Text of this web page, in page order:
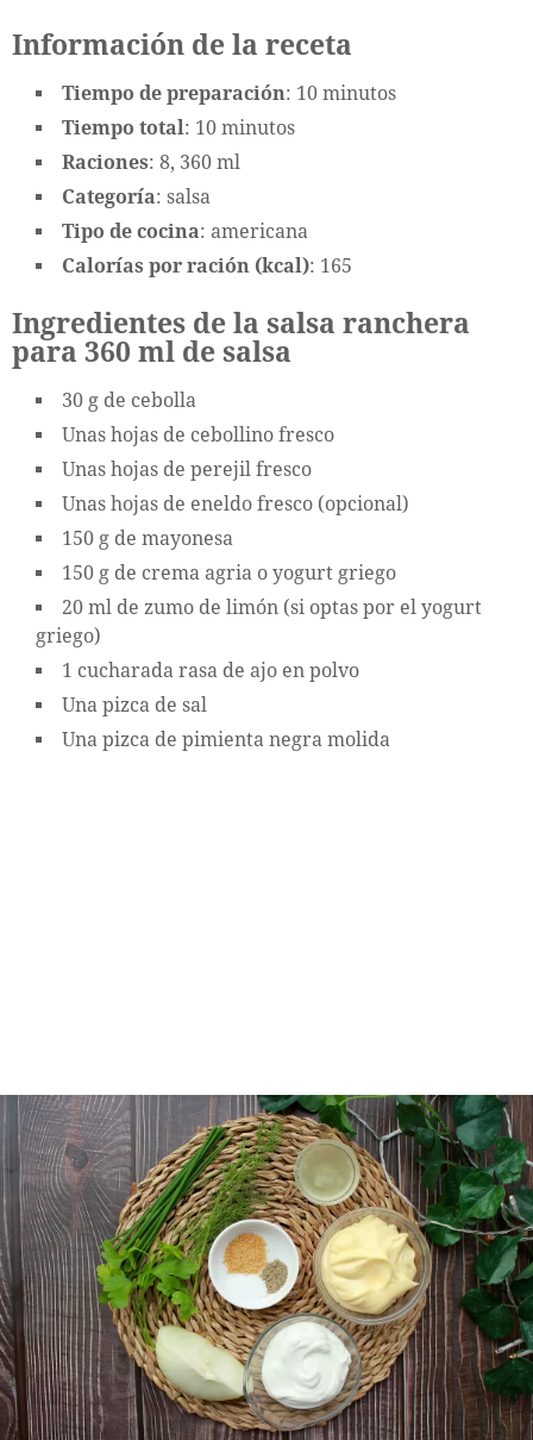
Información de la receta
Tiempo de preparación: 10 minutos
Tiempo total : 10 minutos
Raciones: 8, 360 ml
Categoría: salsa
Tipo de cocina: americana
Calorías por ración (kcal): 165
Ingredientes de la salsa ranchera
para 360 ml de salsa
30 g de cebolla
Unas hojas de cebollino fresco
Unas hojas de perejil fresco
Unas hojas de eneldo fresco (opcional)
150 g de mayonesa
150 g de crema agria o yogurt griego
20 ml de zumo de limón (si optas por el yogurt
griego)
1 cucharada rasa de ajo en polvo
Una pizca de sal
Una pizca de pimienta negra molida